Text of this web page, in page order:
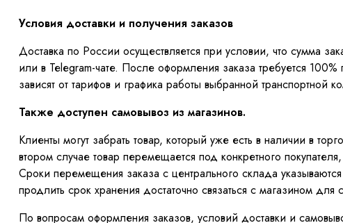
Условия доставки и получения заказов
Доставка по России осуществляется при условии, что сумма
или в Telegram-чате. После оформления заказа требуется
зависят от тарифов и графика работы выбранной
Также доступен самовывоз из магазинов.
Клиенты могут забрать товар, который уже есть в наличии в
втором случае товар перемещается под конкретного
Сроки перемещения заказа с центрального склада
продлить срок хранения достаточно связаться с магазином для
По вопросам оформления заказов, условий доставки и